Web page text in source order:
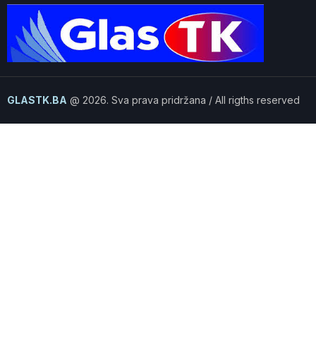
GLASTK.BA @ 2026. Sva prava pridržana / All rigths reserved